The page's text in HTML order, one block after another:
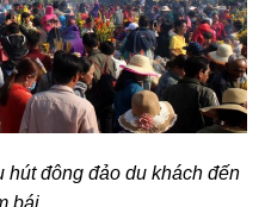
hút đông đảo du khách đến
bái